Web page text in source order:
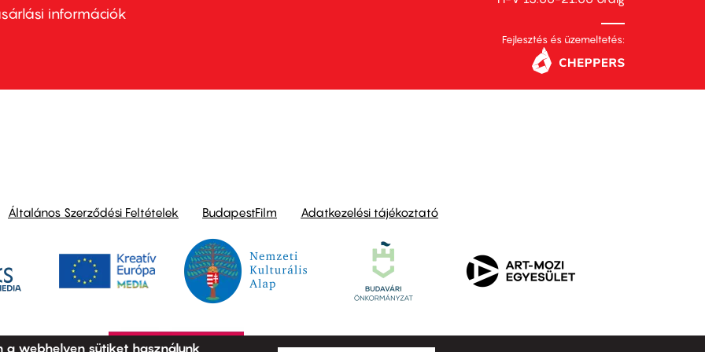
információk
Fejlesztés és üzemeltetés:
Általános Szerződési Feltételek BudapestFilm Adatkezelési tájékoztató
a webhelyen sütiket használunk